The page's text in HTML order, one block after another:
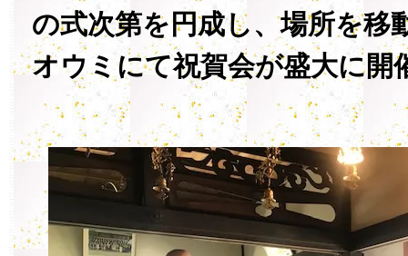
の式次第を円成し、場所を移
オウミにて祝賀会が盛大に開